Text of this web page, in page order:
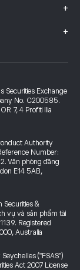
+
+
Securities Exchange
No. C200585.
7, 4 Profiti Ilia
Authority
Number:
Văn phòng đăng
E14 5AB,
Securities &
vụ và sản phẩm tài
Registered
Australia
("FSAS")
Act 2007 License